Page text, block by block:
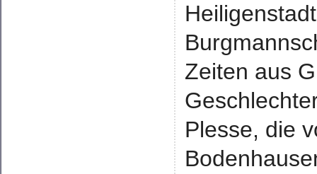
Zeiten aus
Plesse, die